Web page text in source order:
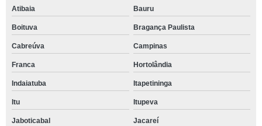
Atibaia Bauru
Boituva Bragança Paulista
Cabreúva Campinas
Franca Hortolândia
Indaiatuba Itapetininga
Itu Itupeva
Jaboticabal Jacareí